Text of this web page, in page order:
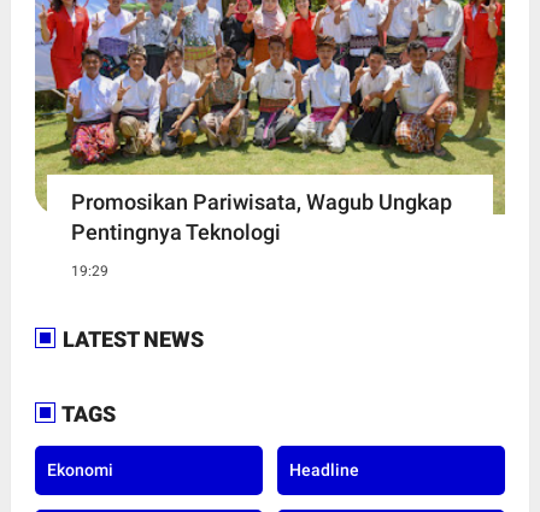
Promosikan Pariwisata, Wagub Ungkap
Pentingnya Teknologi
19:29
LATEST NEWS
TAGS
Ekonomi Headline